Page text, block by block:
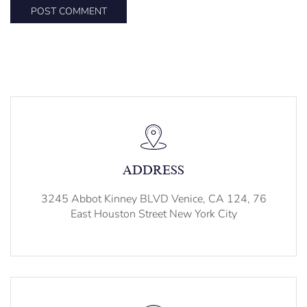
ADDRESS
3245 Abbot Kinney BLVD Venice, CA 124, 76
East Houston Street New York City